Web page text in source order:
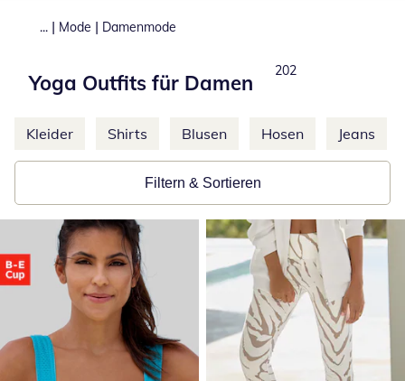
... | Mode | Damenmode
Yoga Outfits für Damen
Produkte
202
Weitere Kategorien überspringen
Kleider Shirts Blusen Hosen Jeans
Filtern & Sortieren